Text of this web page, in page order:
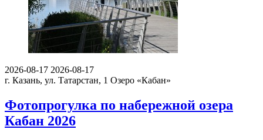
2026-08-17 2026-08-17
г. Казань, ул. Татарстан, 1 Озеро «Кабан»
Фотопрогулка по набережной озера
Кабан 2026